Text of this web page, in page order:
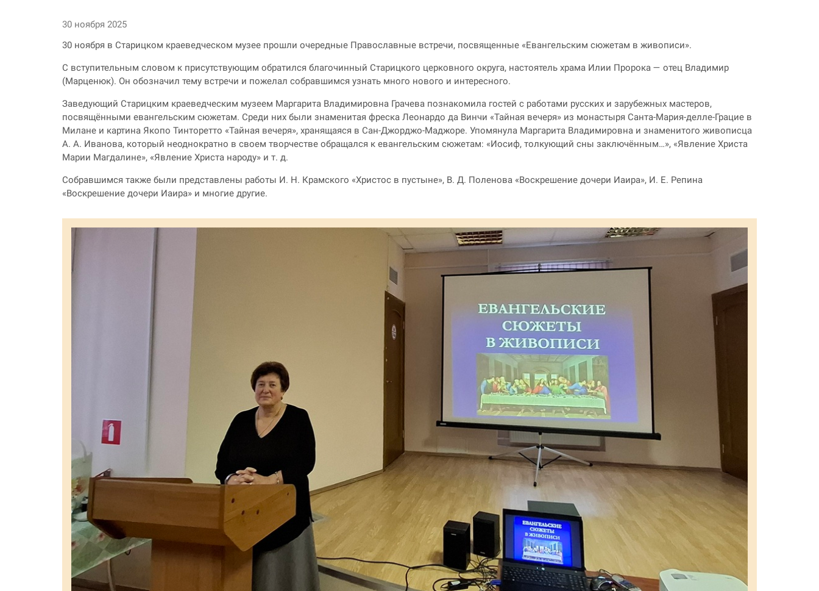
30 ноября 2025
30 ноября в Старицком краеведческом музее прошли очередные Православные встречи, посвященные «Евангельским сюжетам в живописи».
С вступительным словом к присутствующим обратился благочинный Старицкого церковного округа, настоятель храма Илии Пророка — отец Владимир
(Марценюк). Он обозначил тему встречи и пожелал собравшимся узнать много нового и интересного.
Заведующий Старицким краеведческим музеем Маргарита Владимировна Грачева познакомила гостей с работами русских и зарубежных мастеров,
посвящёнными евангельским сюжетам. Среди них были знаменитая фреска Леонардо да Винчи «Тайная вечеря» из монастыря Санта-Мария-делле-Грацие в
Милане и картина Якопо Тинторетто «Тайная вечеря», хранящаяся в Сан-Джорджо-Маджоре. Упомянула Маргарита Владимировна и знаменитого живописца
А. А. Иванова, который неоднократно в своем творчестве обращался к евангельским сюжетам: «Иосиф, толкующий сны заключённым…», «Явление Христа
Марии Магдалине», «Явление Христа народу» и т. д.
Собравшимся также были представлены работы И. Н. Крамского «Христос в пустыне», В. Д. Поленова «Воскрешение дочери Иаира», И. Е. Репина
«Воскрешение дочери Иаира» и многие другие.